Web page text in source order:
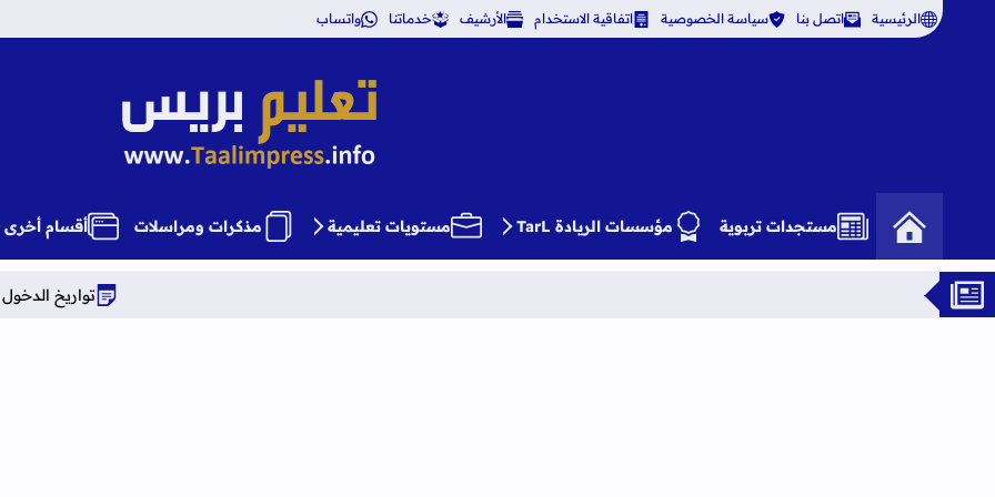
الرئيسية اتصل بنا سياسة الخصوصية اتفاقية الاستخدام الأرشيف خدماتنا واتساب
تعليم بريس TaalimPress
مستجدات تربوية مؤسسات الريادة TarL مستويات تعليمية مذكرات ومراسلات أقسام أخرى
تواريخ الدخول المدرسي برسم الموسم